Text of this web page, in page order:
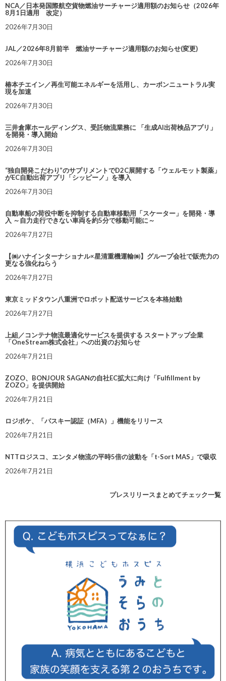
NCA／日本発国際航空貨物燃油サーチャージ適用額のお知らせ（2026年
8月1日適用 改定）
2026年7月30日
JAL／2026年8月前半 燃油サーチャージ適用額のお知らせ(変更)
2026年7月30日
椿本チエイン／再生可能エネルギーを活用し、カーボンニュートラル実
現を加速
2026年7月30日
三井倉庫ホールディングス、受託物流業務に 「生成AI出荷検品アプリ」
を開発・導入開始
2026年7月30日
“独自開発こだわり”のサプリメントでD2C展開する「ウェルモット製薬」
がEC自動出荷アプリ「シッピーノ」を導入
2026年7月30日
自動車船の荷役中断を抑制する自動車移動用「スケーター」を開発・導
入 ～自力走行できない車両を約5分で移動可能に～
2026年7月27日
【㈱ハナインターナショナル×星清重機運輸㈱】グループ会社で販売力の
更なる強化ねらう
2026年7月27日
東京ミッドタウン八重洲でロボット配送サービスを本格始動
2026年7月27日
上組／コンテナ物流最適化サービスを提供する スタートアップ企業
「OneStream株式会社」への出資のお知らせ
2026年7月21日
ZOZO、BONJOUR SAGANの自社EC拡大に向け「Fulfillment by
ZOZO」を提供開始
2026年7月21日
ロジポケ、「パスキー認証（MFA）」機能をリリース
2026年7月21日
NTTロジスコ、エンタメ物流の平時5倍の波動を「t-Sort MAS」で吸収
2026年7月21日
プレスリリースまとめてチェック一覧